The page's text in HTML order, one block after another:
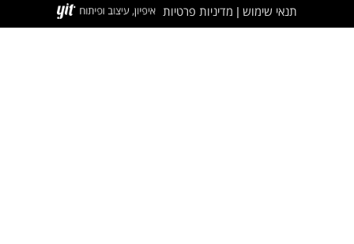
תנאי שימוש | מדיניות פרטיות